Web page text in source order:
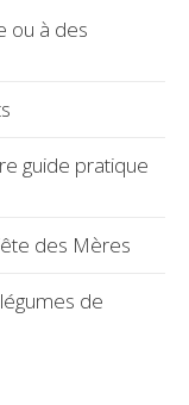
ou à des
guide pratique
des Mères
de